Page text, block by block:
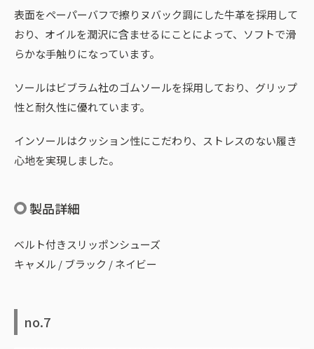
表面をペーパーバフで擦りヌバック調にした牛革を採用して
おり、オイルを潤沢に含ませるにことによって、ソフトで滑
らかな手触りになっています。
ソールはビブラム社のゴムソールを採用しており、グリップ
性と耐久性に優れています。
インソールはクッション性にこだわり、ストレスのない履き
心地を実現しました。
製品詳細
ベルト付きスリッポンシューズ
キャメル / ブラック / ネイビー
no.7